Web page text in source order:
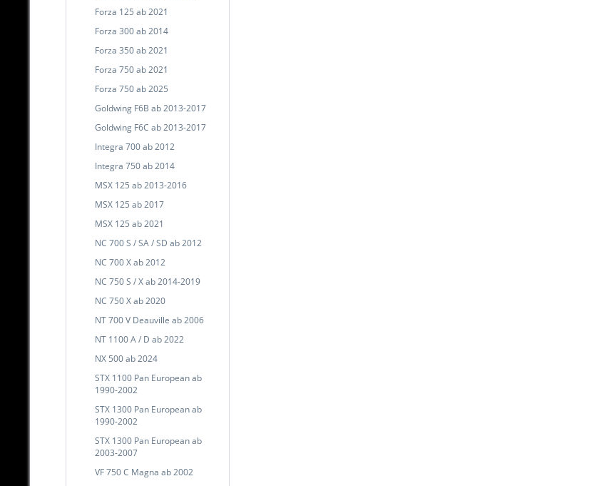
Forza 125 ab 2021
Forza 300 ab 2014
Forza 350 ab 2021
Forza 750 ab 2021
Forza 750 ab 2025
Goldwing F6B ab 2013-2017
Goldwing F6C ab 2013-2017
Integra 700 ab 2012
Integra 750 ab 2014
MSX 125 ab 2013-2016
MSX 125 ab 2017
MSX 125 ab 2021
NC 700 S / SA / SD ab 2012
NC 700 X ab 2012
NC 750 S / X ab 2014-2019
NC 750 X ab 2020
NT 700 V Deauville ab 2006
NT 1100 A / D ab 2022
NX 500 ab 2024
STX 1100 Pan European ab
1990-2002
STX 1300 Pan European ab
1990-2002
STX 1300 Pan European ab
2003-2007
VF 750 C Magna ab 2002